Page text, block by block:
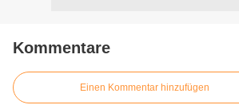
Kommentare
Einen Kommentar hinzufügen